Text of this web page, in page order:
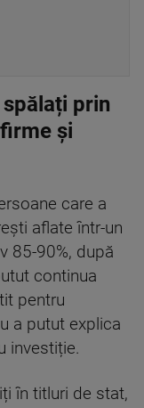
prin
și
care a
aflate într-un
85-90%, după
continua
pentru
a putut explica
investiție.
în titluri de stat,